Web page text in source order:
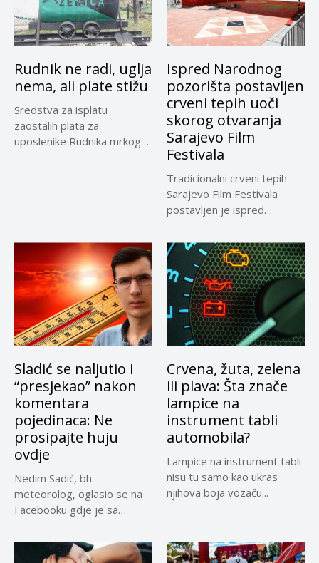
Rudnik ne radi, uglja
nema, ali plate stižu
Sredstva za isplatu
zaostalih plata za
uposlenike Rudnika mrkog
Ispred Narodnog
pozorišta postavljen
crveni tepih uoči
skorog otvaranja
Sarajevo Film
Festivala
Tradicionalni crveni tepih
Sarajevo Film Festivala
postavljen je ispred
Sarajevo,...
Sladić se naljutio i
“presjekao” nakon
komentara
pojedinaca: Ne
prosipajte huju
ovdje
Nedim Sadić, bh.
meteorolog, oglasio se na
Facebooku gdje je sa
Crvena, žuta, zelena
ili plava: Šta znače
lampice na
instrument tabli
automobila?
Lampice na instrument tabli
nisu tu samo kao ukras
njihova boja vozaču...